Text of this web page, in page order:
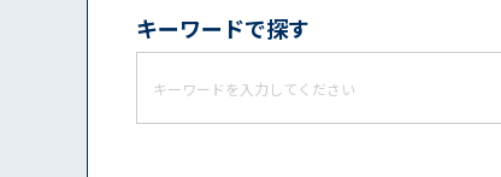
キーワードで探す